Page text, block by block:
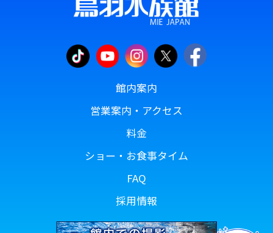
館内案内
営業案内・アクセス
料金
ショー・お食事タイム
FAQ
採用情報